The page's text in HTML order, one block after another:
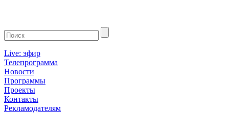
Live: эфир
Телепрограмма
Новости
Программы
Проекты
Контакты
Рекламодателям